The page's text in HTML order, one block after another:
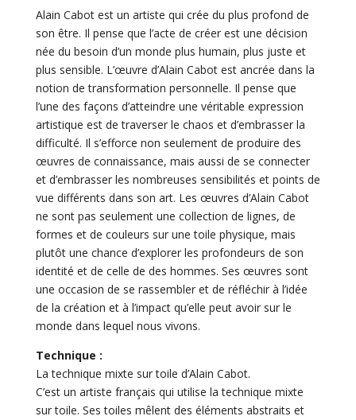
Alain Cabot est un artiste qui crée du plus profond de
son être. Il pense que l’acte de créer est une décision
née du besoin d’un monde plus humain, plus juste et
plus sensible. L’œuvre d’Alain Cabot est ancrée dans la
notion de transformation personnelle. Il pense que
l’une des façons d’atteindre une véritable expression
artistique est de traverser le chaos et d’embrasser la
difficulté. Il s’efforce non seulement de produire des
œuvres de connaissance, mais aussi de se connecter
et d’embrasser les nombreuses sensibilités et points de
vue différents dans son art. Les œuvres d’Alain Cabot
ne sont pas seulement une collection de lignes, de
formes et de couleurs sur une toile physique, mais
plutôt une chance d’explorer les profondeurs de son
identité et de celle de des hommes. Ses œuvres sont
une occasion de se rassembler et de réfléchir à l’idée
de la création et à l’impact qu’elle peut avoir sur le
monde dans lequel nous vivons.
Technique :
La technique mixte sur toile d’Alain Cabot.
C’est un artiste français qui utilise la technique mixte
sur toile. Ses toiles mêlent des éléments abstraits et